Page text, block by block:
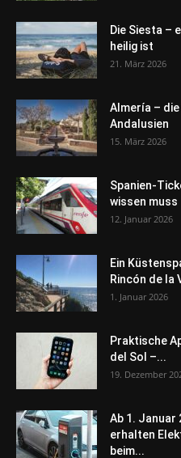
Die Siesta –
heilig ist
21. März 2026
Almería –
Andalusien
15. März 2026
Spanien-
wissen muss
12. Januar 2026
Ein
Rincón de la
1. Januar 2026
Praktische
del Sol –...
19. Dezember
Ab 1. Januar
erhalten
beim...